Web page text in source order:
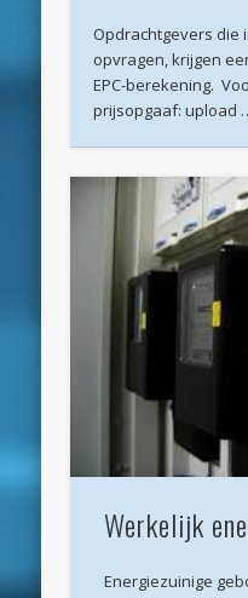
maart 2019
februari 2019
december 2018
november 2018
oktober 2018
september 2018
april 2018
maart 2018
Opdrachtgevers die
opvragen, krijgen
EPC-berekening.
prijsopgaaf: upload
Werkelijk
Energiezuinige